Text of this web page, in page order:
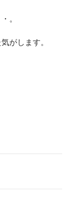
。
がします。